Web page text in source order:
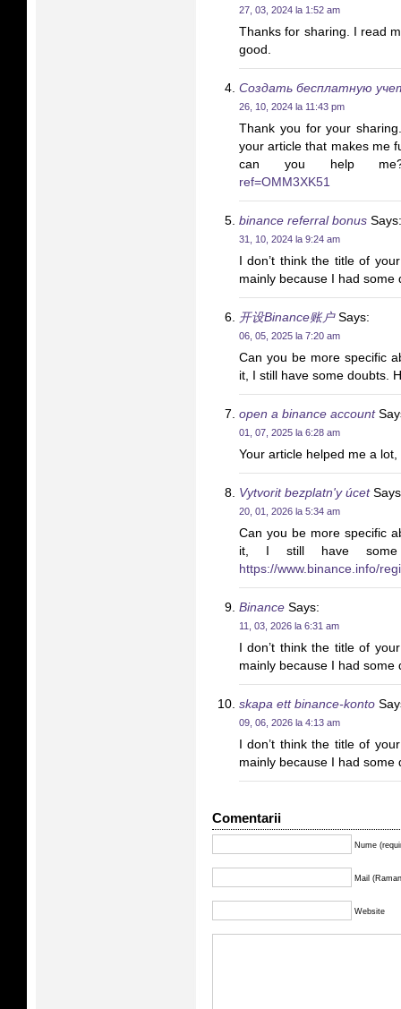
27, 03, 2024 la 1:52 am
Thanks for sharing. I read
good.
Создать бесплатную
26, 10, 2024 la 11:43 pm
Thank you for your
your article that makes me
can you help
ref=OMM3XK51
binance referral bonus Says:
31, 10, 2024 la 9:24 am
I don’t think the title of
mainly because I had
开设Binance账户Says:
06, 05, 2025 la 7:20 am
Can you be more specific
it, I still have some doubts.
open a binance account
01, 07, 2025 la 6:28 am
Your article helped me a
Vytvorit bezplatn'y úcet
20, 01, 2026 la 5:34 am
Can you be more specific
it, I still have some
https://www.binance.info/
Binance Says:
11, 03, 2026 la 6:31 am
I don’t think the title of
mainly because I had
skapa ett binance-konto
09, 06, 2026 la 4:13 am
I don’t think the title of
mainly because I had
Comentarii
Nume
Mail
Website